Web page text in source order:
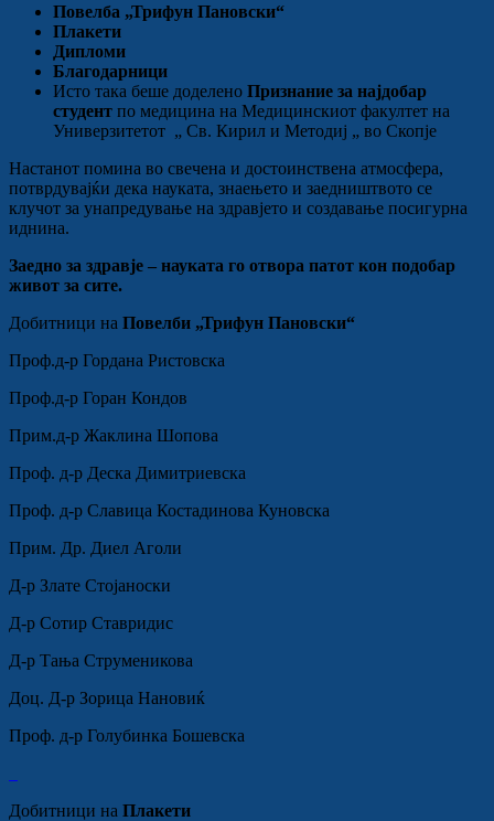
Повелба „Трифун Пановски“
Плакети
Дипломи
Благодарници
Исто така беше доделено Признание за најдобар
студент по медицина на Медицинскиот факултет на
Универзитетот „ Св. Кирил и Методиј „ во Скопје
Настанот помина во свечена и достоинствена атмосфера,
потврдувајќи дека науката, знаењето и заедништвото се
клучот за унапредување на здравјето и создавање посигурна
иднина.
Заедно за здравје – науката го отвора патот кон подобар
живот за сите.
Добитници на Повелби „Трифун Пановски“
Проф.д-р Гордана Ристовска
Проф.д-р Горан Кондов
Прим.д-р Жаклина Шопова
Проф. д-р Деска Димитриевска
Проф. д-р Славица Костадинова Куновска
Прим. Др. Диел Аголи
Д-р Злате Стојаноски
Д-р Сотир Ставридис
Д-р Тања Струменикова
Доц. Д-р Зорица Нановиќ
Проф. д-р Голубинка Бошевска
Добитници на Плакети